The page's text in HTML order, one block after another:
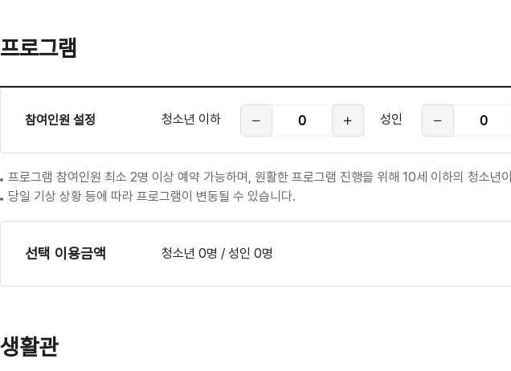
프로그램
프
참여인원 설정 청소년 이하
청
소
년
참
여
인
성인
성
인
참
원
프로그램 참여인원 최소 2명 이상 예약 가능하며, 원활한 프로그램 진행을 위해 10세 이하의 청소년
당일 기상 상황 등에 따라 프로그램이 변동될 수 있습니다.
선택 이용금액 청소년 0명 / 성인 0명
생활관